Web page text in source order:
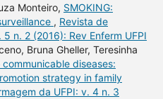
Monteiro, SMOKING:
, Revista de
n. 2 (2016): Rev Enferm UFPI
Bruna Gheller, Teresinha
diseases:
strategy in family
da UFPI: v. 4 n. 3